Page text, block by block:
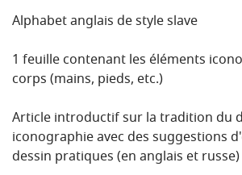
Alphabet anglais de style slave
1 feuille contenant les éléments
corps (mains, pieds, etc.)
Article introductif sur la tradition du
iconographie avec des suggestions
dessin pratiques (en anglais et russe)